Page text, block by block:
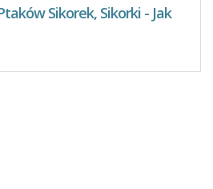
Sikorek, Sikorki - Jak